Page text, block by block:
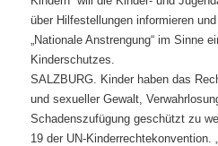
über Hilfestellungen informieren
„Nationale Anstrengung“ im Sinne
Kinderschutzes.
SALZBURG. Kinder haben das
und sexueller Gewalt,
Schadenszufügung geschützt zu
19 der UN-Kinderrechtekonvention.